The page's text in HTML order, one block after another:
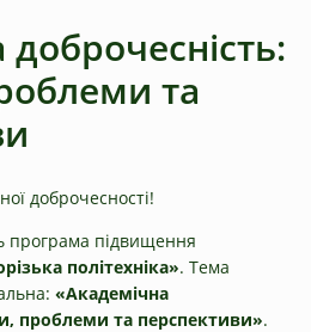
та
доброчесності!
підвищення
політехніка». Тема
«Академічна
проблеми та перспективи».